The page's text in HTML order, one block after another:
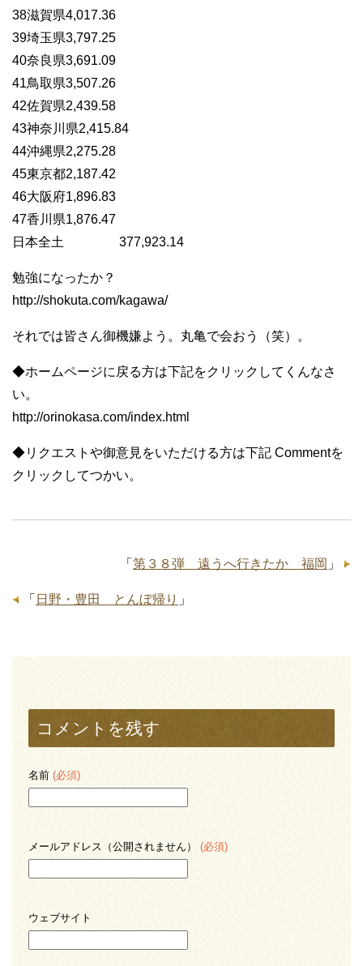
38滋賀県4,017.36
39埼玉県3,797.25
40奈良県3,691.09
41鳥取県3,507.26
42佐賀県2,439.58
43神奈川県2,415.84
44沖縄県2,275.28
45東京都2,187.42
46大阪府1,896.83
47香川県1,876.47
日本全土 377,923.14
勉強になったか？
http://shokuta.com/kagawa/
それでは皆さん御機嫌よう。丸亀で会おう（笑）。
◆ホームページに戻る方は下記をクリックしてくんなさ
い。
http://orinokasa.com/index.html
◆リクエストや御意見をいただける方は下記 Commentを
クリックしてつかい。
「 第３８弾 遠うへ行きたか 福岡 」
「 日野・豊田 とんぼ帰り 」
コメントを残す
名前 (必須)
メールアドレス（公開されません） (必須)
ウェブサイト